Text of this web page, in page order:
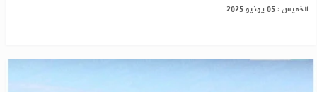
الخميس : 05 يونيو 2025